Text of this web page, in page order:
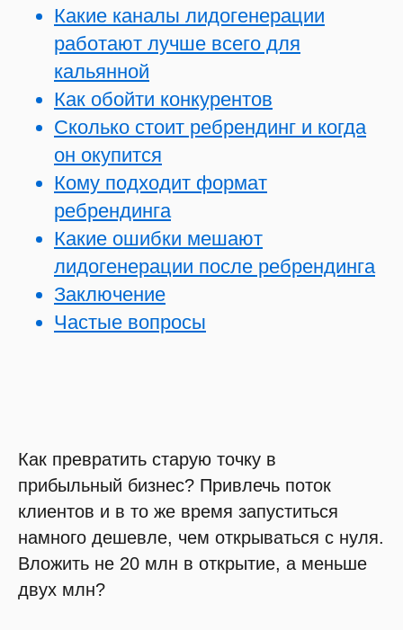
Какие каналы лидогенерации
работают лучше всего для
кальянной
Как обойти конкурентов
Сколько стоит ребрендинг и когда
он окупится
Кому подходит формат
ребрендинга
Какие ошибки мешают
лидогенерации после ребрендинга
Заключение
Частые вопросы
Как превратить старую точку в
прибыльный бизнес? Привлечь поток
клиентов и в то же время запуститься
намного дешевле, чем открываться с нуля.
Вложить не 20 млн в открытие, а меньше
двух млн?